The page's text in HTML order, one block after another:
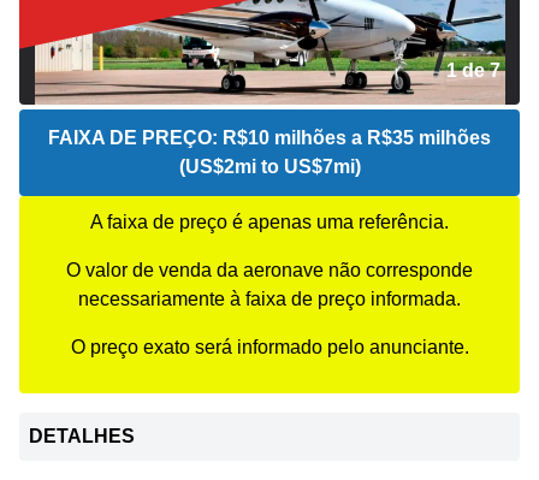
2 de 7
FAIXA DE PREÇO: R$10 milhões a R$35 milhões
(US$2mi to US$7mi)
A faixa de preço é apenas uma referência.
O valor de venda da aeronave não corresponde
necessariamente à faixa de preço informada.
O preço exato será informado pelo anunciante.
DETALHES